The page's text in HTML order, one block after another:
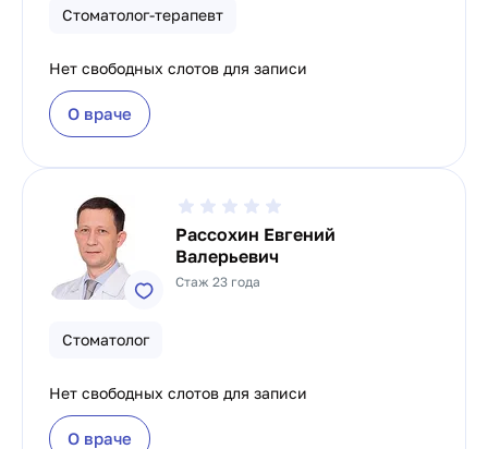
Стоматолог-терапевт
Нет свободных слотов для записи
О враче
Рассохин Евгений
Валерьевич
Стаж 23 года
Стоматолог
Нет свободных слотов для записи
О враче